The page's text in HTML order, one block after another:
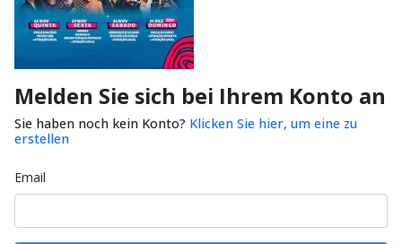
Melden Sie sich bei Ihrem Konto an
Sie haben noch kein Konto? Klicken Sie hier, um eine zu
erstellen
Email